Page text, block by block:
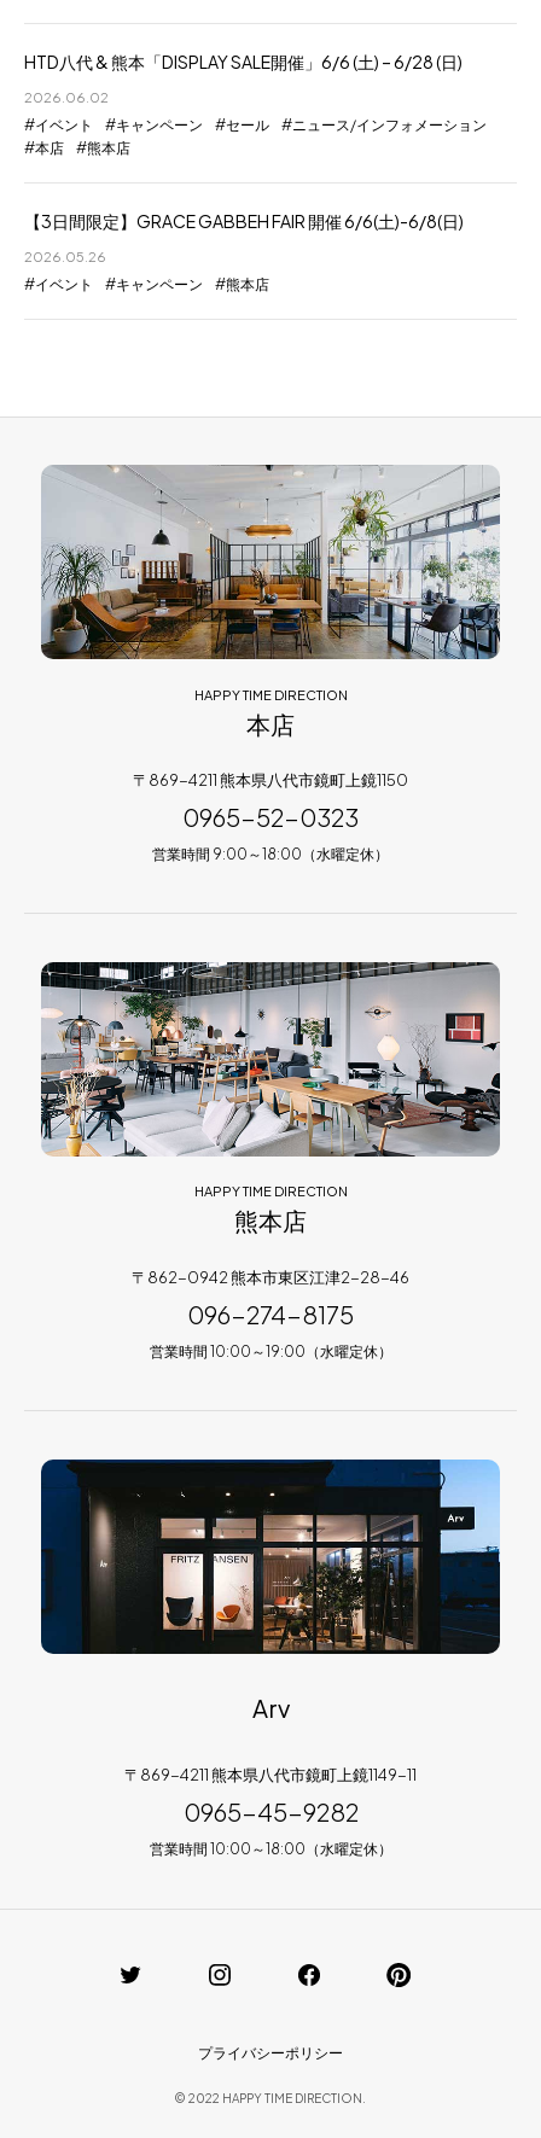
HTD八代 & 熊本「DISPLAY SALE開催」6/6 (土) – 6/28 (日)
2026.06.02
イベント キャンペーン セール
ニュース/インフォメーション
本店
熊本店
【3日間限定】GRACE GABBEH FAIR 開催 6/6(土)-6/8(日)
2026.05.26
イベント キャンペーン 熊本店
HAPPY TIME DIRECTION
本店
〒869-4211 熊本県八代市鏡町上鏡1150
0965-52-0323
営業時間 9:00～18:00（水曜定休）
HAPPY TIME DIRECTION
熊本店
〒862-0942 熊本市東区江津2-28-46
096-274-8175
営業時間 10:00～19:00（水曜定休）
Arv
〒869-4211 熊本県八代市鏡町上鏡1149-11
0965-45-9282
営業時間 10:00～18:00（水曜定休）
プライバシーポリシー
© 2022 HAPPY TIME DIRECTION.